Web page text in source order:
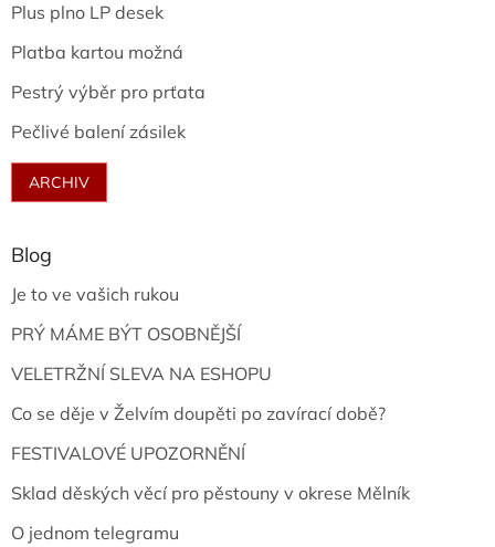
Plus plno LP desek
Platba kartou možná
Pestrý výběr pro prťata
Pečlivé balení zásilek
ARCHIV
Blog
Je to ve vašich rukou
PRÝ MÁME BÝT OSOBNĚJŠÍ
VELETRŽNÍ SLEVA NA ESHOPU
Co se děje v Želvím doupěti po zavírací době?
FESTIVALOVÉ UPOZORNĚNÍ
Sklad děských věcí pro pěstouny v okrese Mělník
O jednom telegramu